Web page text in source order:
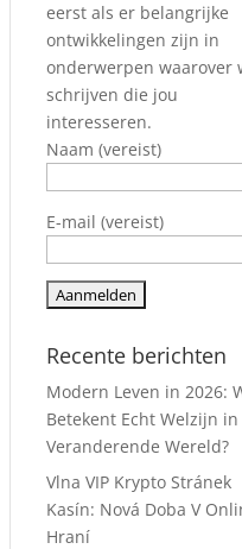
eerst als er belangrijke
ontwikkelingen zijn in
onderwerpen waarover
schrijven die jou
interesseren.
Naam (vereist)
E-mail (vereist)
Recente berichten
Modern Leven in 2026:
Betekent Echt Welzijn in
Veranderende Wereld?
Vlna VIP Krypto Stránek
Kasín: Nová Doba V
Hraní